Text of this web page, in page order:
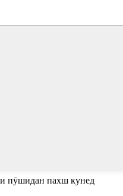
пӯшидан пахш кунед